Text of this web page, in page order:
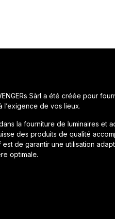
Sàrl a été créée pour
l’exigence de vos lieux.
la fourniture de luminaires et
des produits de qualité
de garantir une utilisation
optimale.